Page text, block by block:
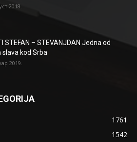
2018.
STEFAN – STEVANJDAN Jedna od
slava kod Srba
2019.
1761
1542